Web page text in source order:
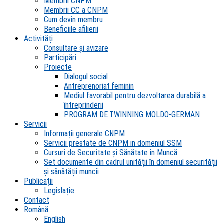
Membrii CC a CNPM
Cum devin membru
Beneficiile afilierii
Activități
Consultare și avizare
Participări
Proiecte
Dialogul social
Antreprenoriat feminin
Mediul favorabil pentru dezvoltarea durabilă a
întreprinderii
PROGRAM DE TWINNING MOLDO-GERMAN
Servicii
Informații generale CNPM
Servicii prestate de CNPM in domeniul SSM
Cursuri de Securitate și Sănătate în Muncă
Set documente din cadrul unității în domeniul securității
și sănătății muncii
Publicații
Legislație
Contact
Română
English